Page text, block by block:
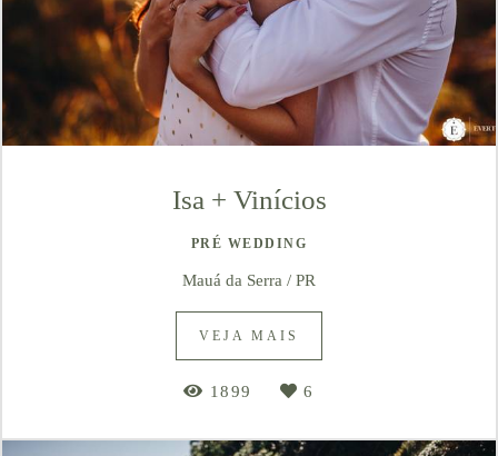
Isa + Vinícios
PRÉ WEDDING
Mauá da Serra / PR
VEJA MAIS
1899 6